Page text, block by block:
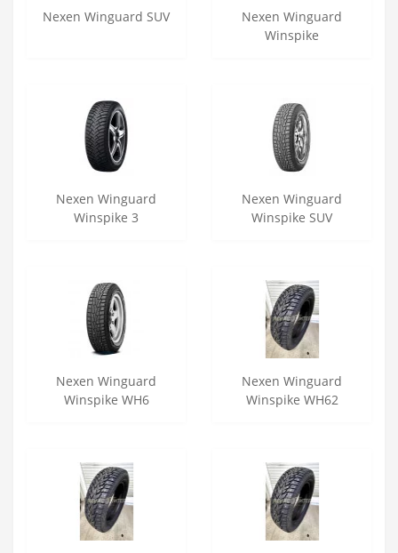
Nexen Winguard SUV
Nexen Winguard
Winspike
Nexen Winguard
Winspike 3
Nexen Winguard
Winspike SUV
Nexen Winguard
Winspike WH6
Nexen Winguard
Winspike WH62